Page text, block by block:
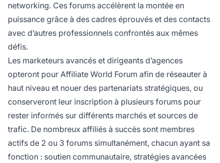
networking. Ces forums accélèrent la montée en
puissance grâce à des cadres éprouvés et des contacts
avec d’autres professionnels confrontés aux mêmes
défis.
Les marketeurs avancés et dirigeants d’agences
opteront pour Affiliate World Forum afin de réseauter à
haut niveau et nouer des partenariats stratégiques, ou
conserveront leur inscription à plusieurs forums pour
rester informés sur différents marchés et sources de
trafic. De nombreux affiliés à succès sont membres
actifs de 2 ou 3 forums simultanément, chacun ayant sa
fonction : soutien communautaire, stratégies avancées